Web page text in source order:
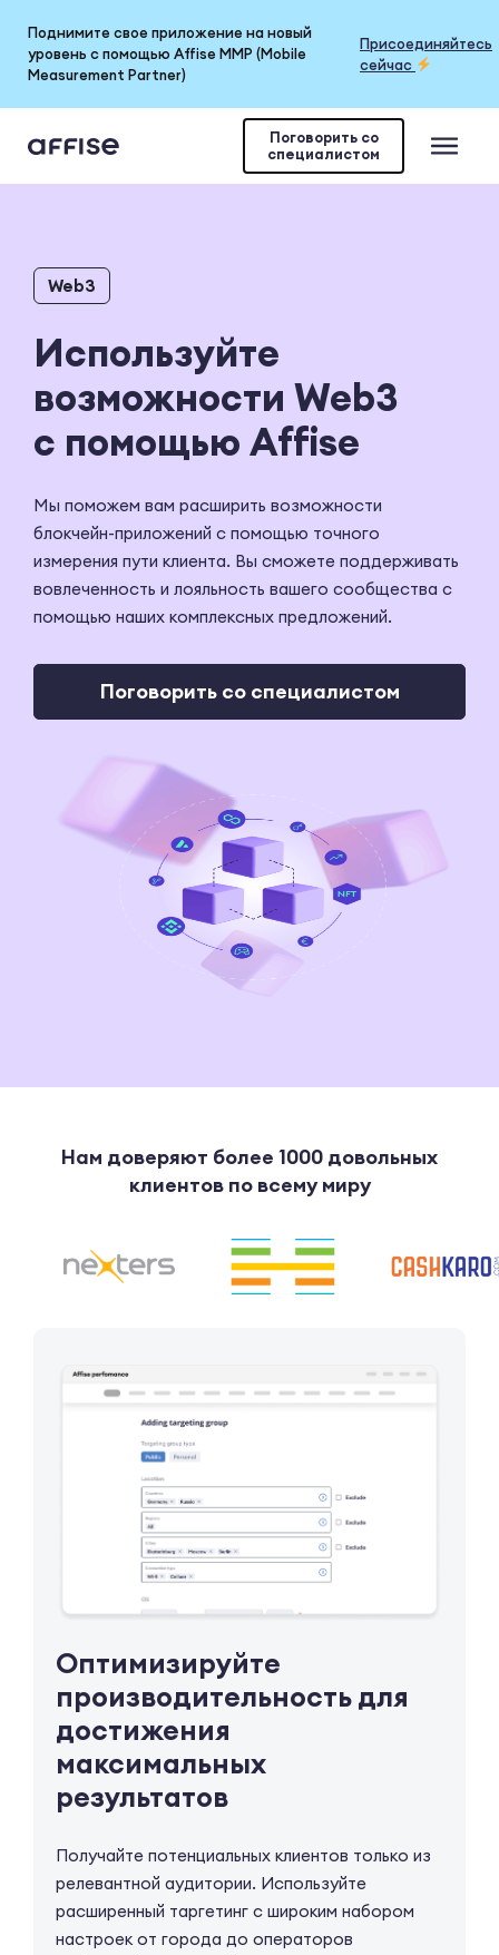
Поднимите свое приложение на новый
уровень с помощью Affise MMP (Mobile
Measurement Partner)
Присоединяйтесь
сейчас
Поговорить со
специалистом
Web3
Используйте
возможности Web3
с помощью Affise
Мы поможем вам расширить возможности
блокчейн-приложений с помощью точного
измерения пути клиента. Вы сможете поддерживать
вовлеченность и лояльность вашего сообщества с
помощью наших комплексных предложений.
Поговорить со специалистом
Нам доверяют более 1000 довольных
клиентов по всему миру
Оптимизируйте
производительность для
достижения
максимальных
результатов
Получайте потенциальных клиентов только из
релевантной аудитории. Используйте
расширенный таргетинг с широким набором
настроек от города до операторов